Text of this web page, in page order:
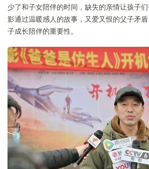
少了和子女陪伴的时间，缺失的亲情让孩子
影通过温暖感人的故事，又爱又恨的父子矛
子成长陪伴的重要性。